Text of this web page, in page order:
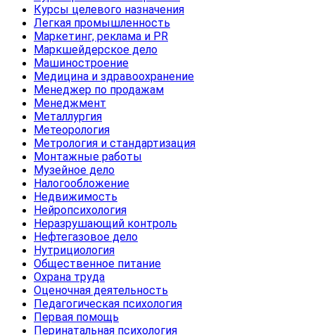
Курсы целевого назначения
Легкая промышленность
Маркетинг, реклама и PR
Маркшейдерское дело
Машиностроение
Медицина и здравоохранение
Менеджер по продажам
Менеджмент
Металлургия
Метеорология
Метрология и стандартизация
Монтажные работы
Музейное дело
Налогообложение
Недвижимость
Нейропсихология
Неразрушающий контроль
Нефтегазовое дело
Нутрициология
Общественное питание
Охрана труда
Оценочная деятельность
Педагогическая психология
Первая помощь
Перинатальная психология